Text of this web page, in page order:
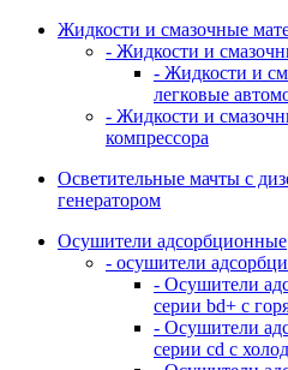
Жидкости и смазочные
- Жидкости и
- Жидкости и
легковые
- Жидкости и
компрессора
Осветительные мачты с
генератором
Осушители адсорбционные
- осушители
- Осушители
серии bd+ с
- Осушители
серии cd с